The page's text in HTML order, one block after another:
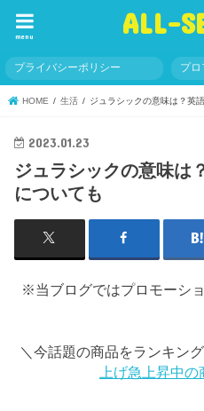
ALL-
menu
プライバシーポリシー プロ
HOME 生活 ジュラシックの意味は？英
2023.01.23
ジュラシックの意味は
についても
※当ブログではプロモーシ
＼今話題の商品をランキン
上げ急上昇中の